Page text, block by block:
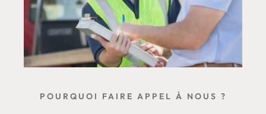
POURQUOI FAIRE APPEL À NOUS ?